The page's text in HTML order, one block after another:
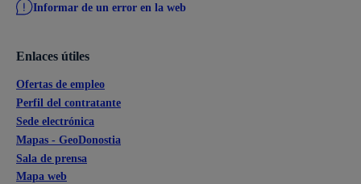
Informar de un error en la web
Enlaces útiles
Ofertas de empleo
Perfil del contratante
Sede electrónica
Mapas - GeoDonostia
Sala de prensa
Mapa web